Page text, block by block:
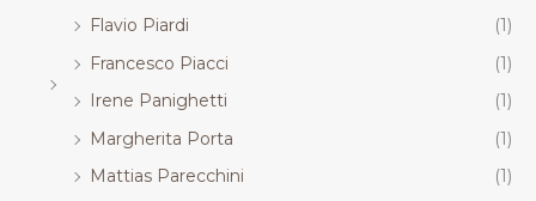
Flavio Piardi
(1)
Francesco Piacci
(1)
Irene Panighetti
(1)
Margherita Porta
(1)
Mattias Parecchini
(1)